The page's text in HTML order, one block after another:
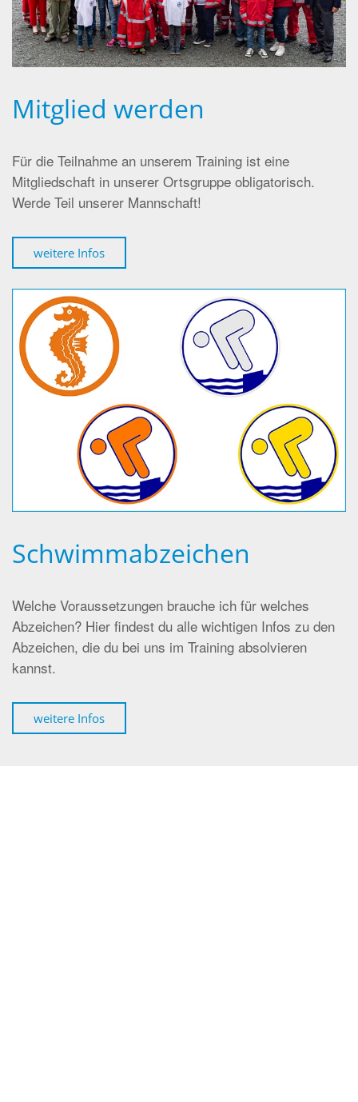
Mitglied werden
Für die Teilnahme an unserem Training ist eine
Mitgliedschaft in unserer Ortsgruppe obligatorisch.
Werde Teil unserer Mannschaft!
weitere Infos
Schwimmabzeichen
Welche Voraussetzungen brauche ich für welches
Abzeichen? Hier findest du alle wichtigen Infos zu den
Abzeichen, die du bei uns im Training absolvieren
kannst.
weitere Infos